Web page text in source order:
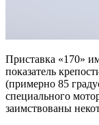
Приставка «170»
показатель
(примерно 85
специального
заимствованы